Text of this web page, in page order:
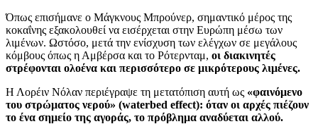
Όπως επισήμανε ο Μάγκνους Μπρούνερ, σημαντικό μέρος της
κοκαΐνης εξακολουθεί να εισέρχεται στην Ευρώπη μέσω των
λιμένων. Ωστόσο, μετά την ενίσχυση των ελέγχων σε μεγάλους
κόμβους όπως η Αμβέρσα και το Ρότερνταμ, οι διακινητές
στρέφονται ολοένα και περισσότερο σε μικρότερους λιμένες.
Η Λορέιν Νόλαν περιέγραψε τη μετατόπιση αυτή ως «φαινόμενο
του στρώματος νερού» (waterbed effect): όταν οι αρχές πιέζουν
το ένα σημείο της αγοράς, το πρόβλημα αναδύεται αλλού.